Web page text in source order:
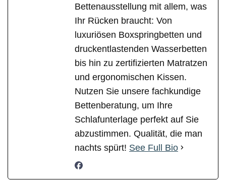
Bettenausstellung mit allem, was
Ihr Rücken braucht: Von
luxuriösen Boxspringbetten und
druckentlastenden Wasserbetten
bis hin zu zertifizierten Matratzen
und ergonomischen Kissen.
Nutzen Sie unsere fachkundige
Bettenberatung, um Ihre
Schlafunterlage perfekt auf Sie
abzustimmen. Qualität, die man
nachts spürt! See Full Bio